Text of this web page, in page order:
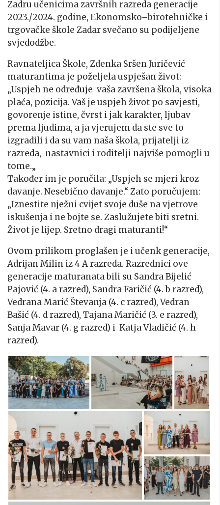
Zadru učenicima završnih razreda generacije
2023./2024. godine, Ekonomsko–birotehničke i
trgovačke škole Zadar svečano su podijeljene
svjedodžbe.
Ravnateljica Škole, Zdenka Sršen Juričević
maturantima je poželjela uspješan život:
„Uspjeh ne određuje vaša završena škola, visoka
plaća, pozicija. Vaš je uspjeh život po savjesti,
govorenje istine, čvrst i jak karakter, ljubav
prema ljudima, a ja vjerujem da ste sve to
izgradili i da su vam naša škola, prijatelji iz
razreda, nastavnici i roditelji najviše pomogli u
tome.„
Također im je poručila: „Uspjeh se mjeri kroz
davanje. Nesebično davanje.“ Zato poručujem:
„Iznestite nježni cvijet svoje duše na vjetrove
iskušenja i ne bojte se. Zaslužujete biti sretni.
Život je lijep. Sretno dragi maturanti!“
Ovom prilikom proglašen je i učenk generacije,
Adrijan Milin iz 4 A razreda. Razrednici ove
generacije maturanata bili su Sandra Bijelić
Pajović (4. a razred), Sandra Faričić (4. b razred),
Vedrana Marić Števanja (4. c razred), Vedran
Bašić (4. d razred), Tajana Maričić (3. e razred),
Sanja Mavar (4. g razred) i Katja Vladičić (4. h
razred).